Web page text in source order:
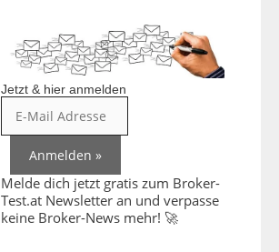
Jetzt & hier anmelden
Melde dich jetzt gratis zum Broker-
Test.at Newsletter an und verpasse
keine Broker-News mehr! 🚀